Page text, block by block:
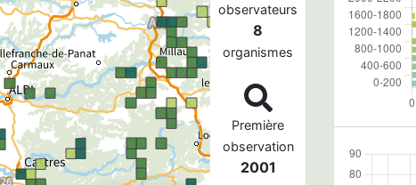
observateurs
8
organismes
Première
observation
2001